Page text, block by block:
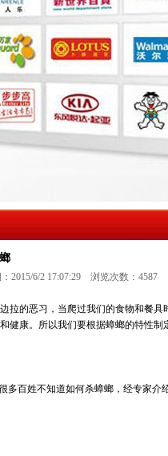
2015/6/2 17:07:29 浏览次数：4587
拉的恶习，当爬过我们的食物和餐具
康。所以我们要根据蟑螂的特性制
百姓不知道如何杀蟑螂，经专家介